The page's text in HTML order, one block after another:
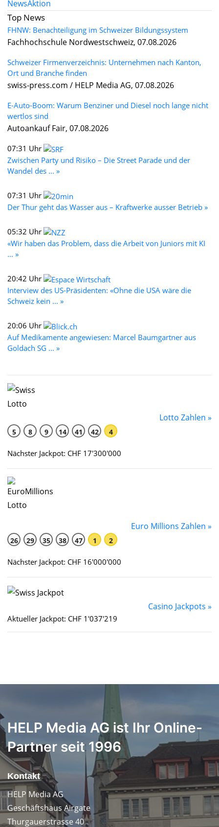
NewsAktion
Top News
FHNW: Benachteiligung im Schweizer Bildungssystem
Fachhochschule Nordwestschweiz, 07.08.2026
Schweizer Firmenverzeichnis: Unternehmen nach Kanton,
Ort und Branche finden
swiss-press.com / HELP Media AG, 07.08.2026
E-Auto-Boom: Warum Benziner und Diesel noch lange nicht
wertlos sind
Autoankauf Fair, 07.08.2026
07:31 Uhr
Zwischen Party und Risiko – Die Street Parade und der
Wandel des ... »
07:31 Uhr
Der Thur geht das Wasser aus – Kraftwerke ausser Betrieb »
05:32 Uhr
«Wir haben das Problem, dass die Arbeit von Juniors mit KI
... »
20:42 Uhr
Interview des US-Präsidenten: «Ohne die USA wäre die
Schweiz kein ... »
20:06 Uhr
Auf Medikamente angewiesen: Marcel Baumgartner aus
Goldach SG ... »
Lotto Zahlen »
5 8 9 14 41 42 4
Nächster Jackpot: CHF 17'300'000
Euro Millions Zahlen »
26 29 35 38 47 1 2
Nächster Jackpot: CHF 16'000'000
Casino Jackpots »
Aktueller Jackpot: CHF 1'037'219
HELP Media AG ist Ihr Online-
Partner seit 1996
Kontakt
HELP Media AG
Geschäftshaus Airgate
Thurgauerstrasse 40